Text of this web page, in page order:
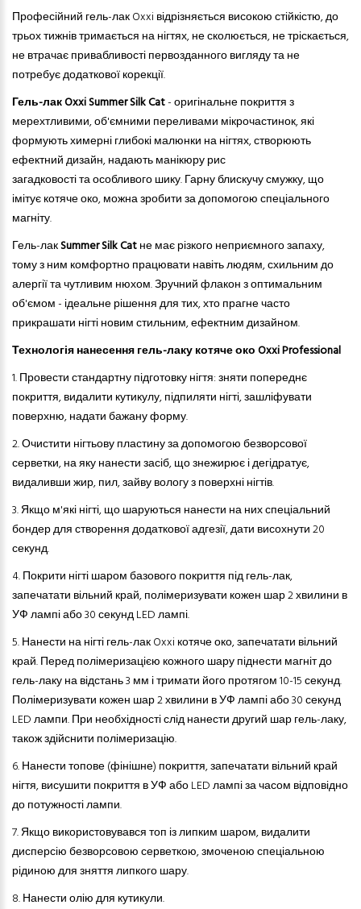
Професійний гель-лак Oxxi відрізняється високою стійкістю, до
трьох тижнів тримається на нігтях, не сколюється, не тріскається,
не втрачає привабливості первозданного вигляду та не
потребує додаткової корекції.
Гель-лак OxxiSummer Silk Cat- оригінальне покриття з
мерехтливими, об'ємними переливами мікрочастинок, які
формують химерні глибокі малюнки на нігтях, створюють
ефектний дизайн, надають манікюру рис
загадковостітаособливого шику. Гарну блискучу смужку, що
імітує котяче око, можна зробити за допомогою спеціального
магніту.
Гель-лакSummer Silk Catне має різкого неприємного запаху,
тому з ним комфортно працювати навіть людям, схильним до
алергіїтачутливим нюхом. Зручний флакон з оптимальним
об'ємом - ідеальне рішення для тих, хто прагне часто
прикрашати нігті новим стильним, ефектним дизайном.
Технологія нанесення гель-лаку котяче око Oxxi Professional
1. Провести стандартну підготовку нігтя: зняти попереднє
покриття, видалити кутикулу, підпиляти нігті, зашліфувати
поверхню, надати бажану форму.
2.Очистити нігтьову пластину за допомогою безворсової
серветки, на яку нанести засіб, що знежирює і дегідратує,
видаливши жир, пил, зайву вологу з поверхні нігтів.
3.Якщо м'які нігті, що шаруються нанести на них спеціальний
бондер для створення додаткової адгезії, дати висохнути 20
секунд.
4.Покрити нігті шаром базового покриття під гель-лак,
запечатати вільний край, полімеризувати кожен шар 2 хвилини в
УФ лампі або 30 секунд LED лампі.
5.Нанести на нігті гель-лак Oxxi котяче око, запечатати вільний
край. Перед полімеризацією кожного шару піднести магніт до
гель-лаку на відстань 3 мм і тримати його протягом 10-15 секунд.
Полімеризувати кожен шар 2 хвилини в УФ лампі або 30 секунд
LED лампи. При необхідності слід нанести другий шар гель-лаку,
також здійснити полімеризацію.
6.Нанести топове (фінішне) покриття, запечатати вільний край
нігтя, висушити покриття в УФ або LED лампі за часом відповідно
до потужності лампи.
7.Якщо використовувався топ із липким шаром, видалити
дисперсію безворсовою серветкою, змоченою спеціальною
рідиною для зняття липкого шару.
8.Нанестиолію­для кутикули.